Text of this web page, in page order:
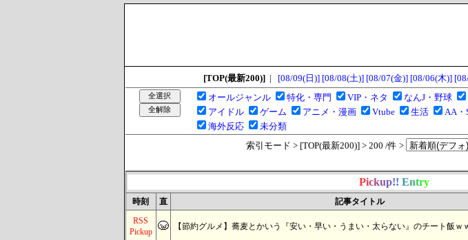
[TOP(最新200)] | [08/09(日)] [08/08(土)] [08/07(金)] [08/06(木)]
オールジャンル
特化・専門 VIP・ネタ なんJ・野球
アイドル
ゲーム アニメ・漫画 Vtube 生活 AA・
海外反応
未分類
索引モード > [TOP(最新200)] > 200 /件 >
Pickup!! Entry
時刻 直 記事タイトル
RSS
Pickup
【節約グルメ】蕎麦とかいう『安い・早い・うまい・太らない』のチート飯ｗ